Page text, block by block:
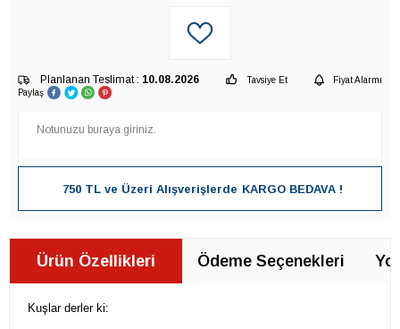
Planlanan Teslimat : 10.08.2026 Tavsiye Et
Fiyat Alarmı
Paylaş
750 TL ve Üzeri Alışverişlerde KARGO BEDAVA !
Ürün Özellikleri Ödeme Seçenekleri
Kuşlar derler ki: